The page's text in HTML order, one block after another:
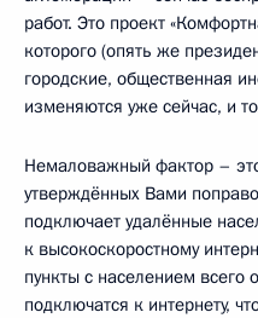
работ. Это проект
которого (опять же
городские, общественная
изменяются уже сейчас, и
Немаловажный фактор –
утверждённых Вами
подключает удалённые
к высокоскоростному
пункты с населением
подключатся к интернету,